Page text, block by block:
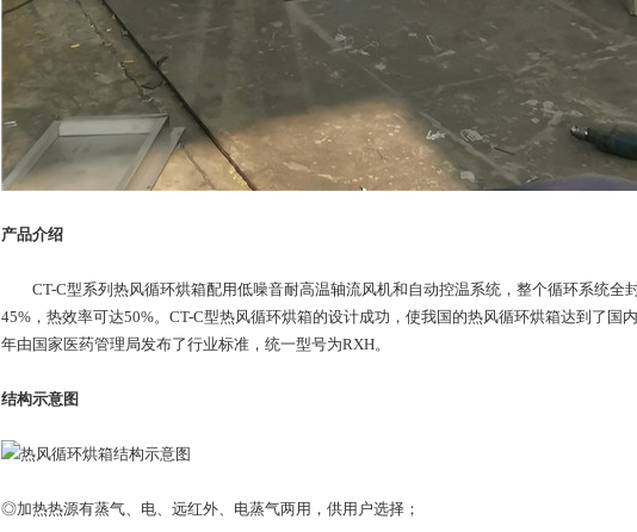
产品介绍
CT-C型系列热风循环烘箱配用低噪音耐高温轴流风机和自动控温系统，整个循环系统全
45%，热效率可达50%。CT-C型热风循环烘箱的设计成功，使我国的热风循环烘箱达到了国
年由国家医药管理局发布了行业标准，统一型号为RXH。
结构示意图
◎加热热源有蒸气、电、远红外、电蒸气两用，供用户选择；